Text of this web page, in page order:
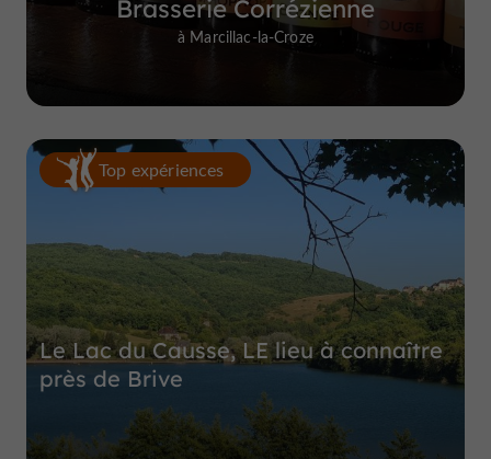
Brasserie Corrézienne
à Marcillac-la-Croze
Top expériences
Le Lac du Causse, LE lieu à connaître
près de Brive